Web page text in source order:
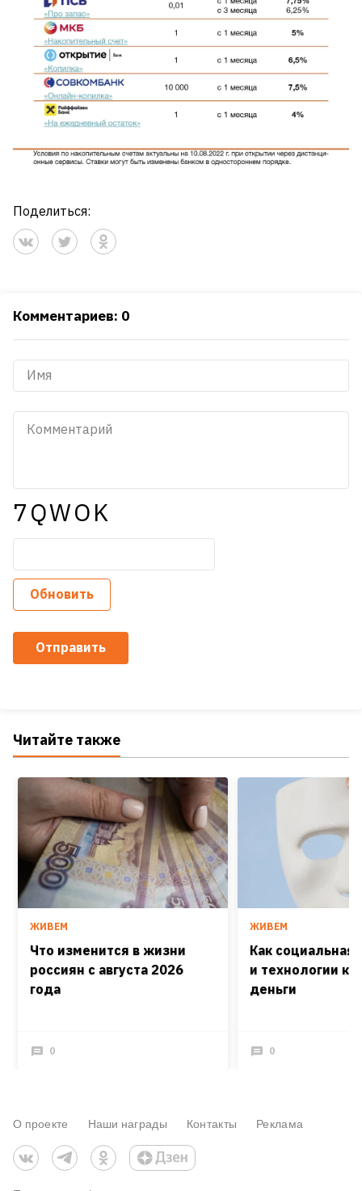
Поделиться:
Комментариев: 0
7QWOK
Обновить
Отправить
Читайте также
ЖИВЕМ
Что изменится в жизни
россиян с августа 2026
года
0
ЖИВЕМ
Как
и технологии
деньги
0
О проекте Наши награды Контакты Реклама